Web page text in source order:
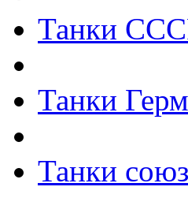
Танки
Танки
Танки